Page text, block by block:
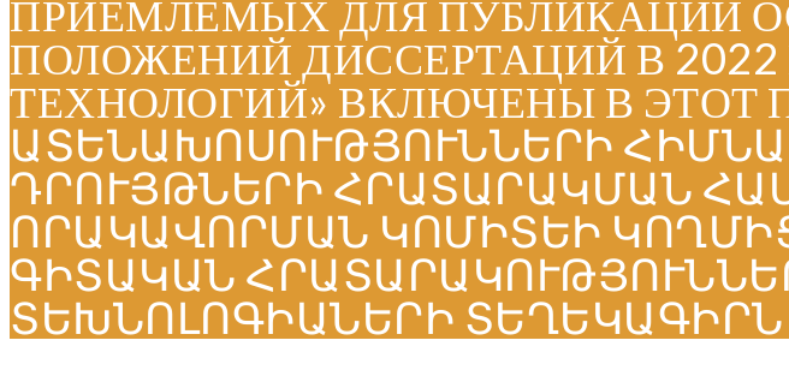
ПРИЕМЛЕМЫХ ДЛЯ ПУБЛИКАЦИИ
ПОЛОЖЕНИЙ ДИССЕРТАЦИЙ В
ТЕХНОЛОГИЙ» ВКЛЮЧЕНЫ В ЭТОТ
ԱՏԵՆԱԽՈՍՈՒԹՅՈՒՆՆԵՐԻ
ԴՐՈՒՅԹՆԵՐԻ ՀՐԱՏԱՐԱԿՄԱՆ
ՈՐԱԿԱՎՈՐՄԱՆ ԿՈՄԻՏԵԻ
ԳԻՏԱԿԱՆ
ՏԵԽՆՈԼՈԳԻԱՆԵՐԻ ՏԵՂԵԿԱԳԻՐՆ